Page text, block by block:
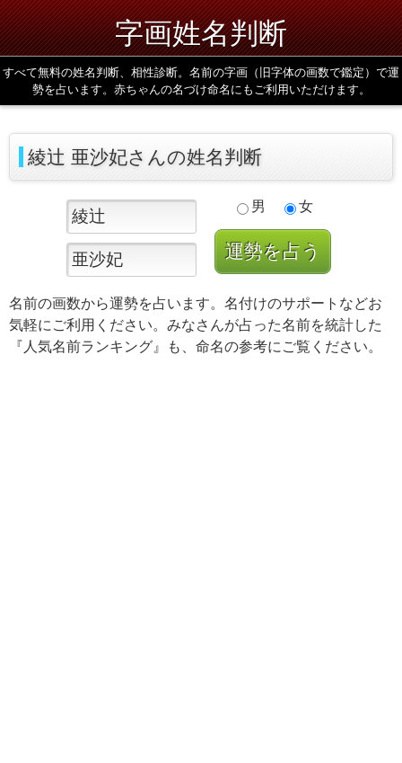
字画姓名判断
すべて無料の姓名判断、相性診断。名前の字画（旧字体の画数で鑑定）で運
勢を占います。赤ちゃんの名づけ命名にもご利用いただけます。
綾辻 亜沙妃さんの姓名判断
男 女
名前の画数から運勢を占います。名付けのサポートなどお
気軽にご利用ください。みなさんが占った名前を統計した
『人気名前ランキング』も、命名の参考にご覧ください。